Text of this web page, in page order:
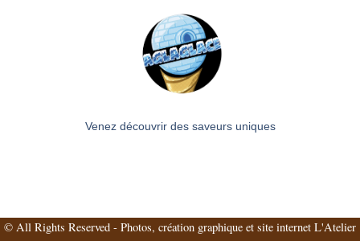
Venez découvrir des saveurs uniques
© All Rights Reserved - Photos, création graphique et site internet L'Atelier